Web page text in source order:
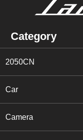
Category
2050CN
Car
Camera